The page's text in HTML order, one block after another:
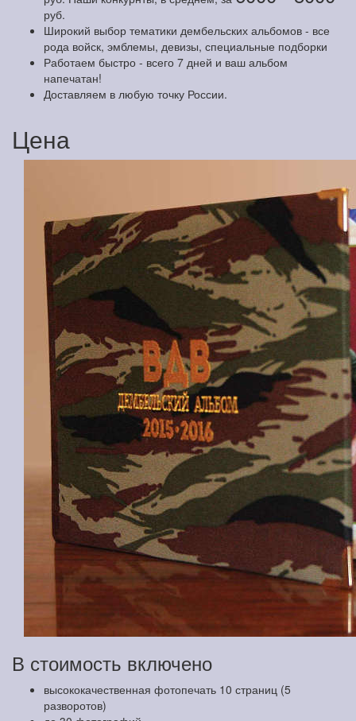
руб.
Широкий выбор тематики дембельских альбомов - все
рода войск, эмблемы, девизы, специальные подборки
Работаем быстро - всего 7 дней и ваш альбом
напечатан!
Доставляем в любую точку России.
Цена
В стоимость включено
высококачественная фотопечать 10 страниц (5
разворотов)